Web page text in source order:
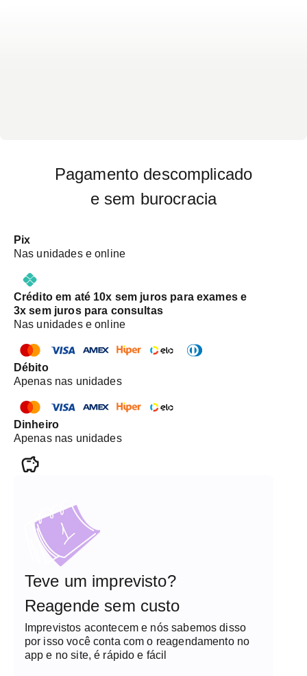
Pagamento descomplicado
e sem burocracia
Pix
Nas unidades e online
Crédito em até 10x sem juros para exames e
3x sem juros para consultas
Nas unidades e online
Débito
Apenas nas unidades
Dinheiro
Apenas nas unidades
Teve um imprevisto?
Reagende sem custo
Imprevistos acontecem e nós sabemos disso
por isso você conta com o reagendamento no
app e no site, é rápido e fácil